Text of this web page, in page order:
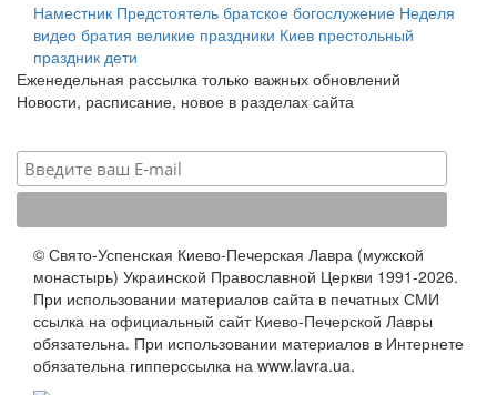
Наместник Предстоятель братское богослужение Неделя
видео братия великие праздники Киев престольный
праздник дети
Еженедельная рассылка только важных обновлений
Новости, расписание, новое в разделах сайта
© Свято-Успенская Киево-Печерская Лавра (мужской
монастырь) Украинской Православной Церкви 1991-2026.
При использовании материалов сайта в печатных СМИ
ссылка на официальный сайт Киево-Печерской Лавры
обязательна. При использовании материалов в Интернете
обязательна гипперссылка на www.lavra.ua.